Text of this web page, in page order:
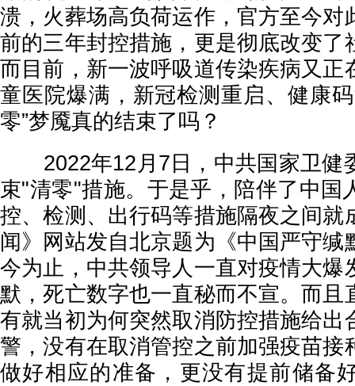
溃，火葬场高负荷运作，官方至今对
前的三年封控措施，更是彻底改变了
而目前，新一波呼吸道传染疾病又正
童医院爆满，新冠检测重启、健康
零”梦魇真的结束了吗？
2022年12月7日，中共国家卫健
束"清零"措施。于是乎，陪伴了中国
控、检测、出行码等措施隔夜之间就
闻》网站发自北京题为《中国严守缄
今为止，中共领导人一直对疫情大爆
默，死亡数字也一直秘而不宣。而且
有就当初为何突然取消防控措施给出
警，没有在取消管控之前加强疫苗接
做好相应的准备，更没有提前储备